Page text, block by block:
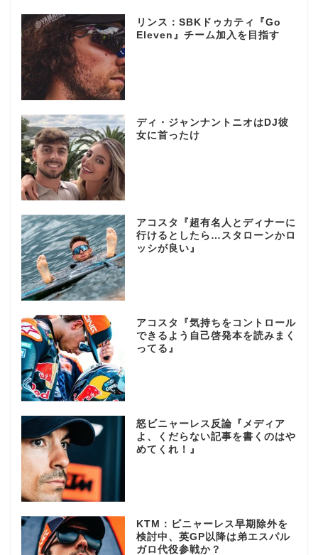
リンス：SBKドゥカティ『Go
Eleven』チーム加入を目指す
ディ・ジャンナントニオはDJ彼
女に首ったけ
アコスタ『超有名人とディナーに
行けるとしたら…スタローンかロ
ッシが良い』
アコスタ『気持ちをコントロール
できるよう自己啓発本を読みまく
ってる』
怒ビニャーレス反論『メディア
よ、くだらない記事を書くのはや
めてくれ！』
KTM：ビニャーレス早期除外を
検討中、英GP以降は弟エスパル
ガロ代役参戦か？